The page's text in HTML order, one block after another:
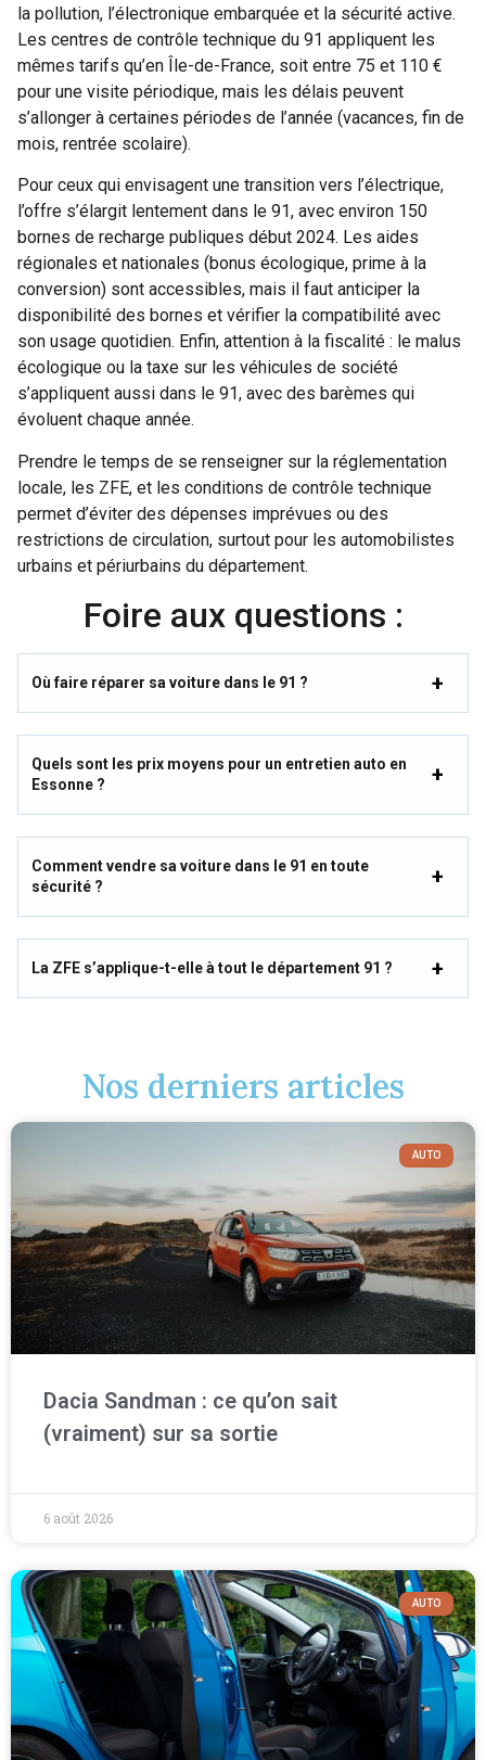
la pollution, l’électronique embarquée et la sécurité active.
Les centres de contrôle technique du 91 appliquent les
mêmes tarifs qu’en Île-de-France, soit entre 75 et 110 €
pour une visite périodique, mais les délais peuvent
s’allonger à certaines périodes de l’année (vacances, fin de
mois, rentrée scolaire).
Pour ceux qui envisagent une transition vers l’électrique,
l’offre s’élargit lentement dans le 91, avec environ 150
bornes de recharge publiques début 2024. Les aides
régionales et nationales (bonus écologique, prime à la
conversion) sont accessibles, mais il faut anticiper la
disponibilité des bornes et vérifier la compatibilité avec
son usage quotidien. Enfin, attention à la fiscalité : le malus
écologique ou la taxe sur les véhicules de société
s’appliquent aussi dans le 91, avec des barèmes qui
évoluent chaque année.
Prendre le temps de se renseigner sur la réglementation
locale, les ZFE, et les conditions de contrôle technique
permet d’éviter des dépenses imprévues ou des
restrictions de circulation, surtout pour les automobilistes
urbains et périurbains du département.
Foire aux questions :
Où faire réparer sa voiture dans le 91 ?
Quels sont les prix moyens pour un entretien auto en
Essonne ?
Comment vendre sa voiture dans le 91 en toute
sécurité ?
La ZFE s’applique-t-elle à tout le département 91 ?
Nos derniers articles
AUTO
Dacia Sandman : ce qu’on sait
(vraiment) sur sa sortie
6 août 2026
AUTO